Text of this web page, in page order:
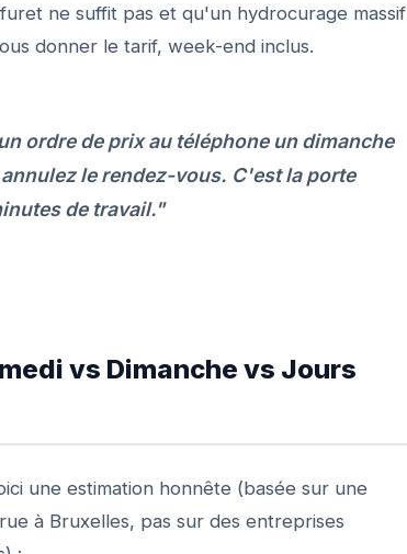
ne suffit pas et qu'un hydrocurage massif
donner le tarif, week-end inclus.
ordre de prix au téléphone un dimanche
le rendez-vous. C'est la porte
de travail."
vs Dimanche vs Jours
une estimation honnête (basée sur une
à Bruxelles, pas sur des entreprises